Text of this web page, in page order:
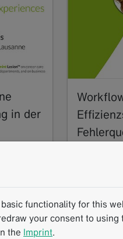
in der
Read more
functionality for this
your consent to
the Imprint.